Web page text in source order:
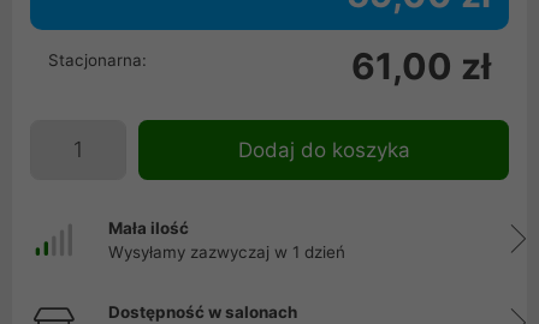
Stacjonarna: 61,00 zł
Dodaj do koszyka
Mała ilość
Wysyłamy zazwyczaj w 1 dzień
Dostępność w salonach